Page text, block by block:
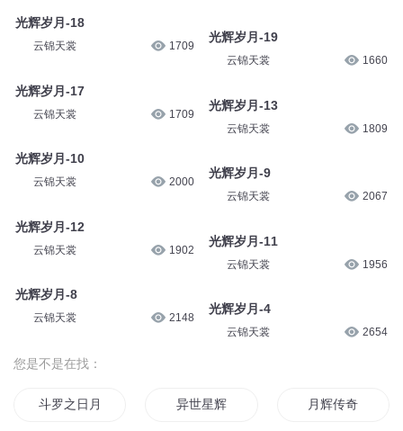
光辉岁月-18
云锦天裳 1709
光辉岁月-17
云锦天裳 1709
光辉岁月-10
云锦天裳 2000
光辉岁月-12
云锦天裳 1902
光辉岁月-8
云锦天裳 2148
光辉岁月-19
云锦天裳 1660
光辉岁月-13
云锦天裳 1809
光辉岁月-9
云锦天裳 2067
光辉岁月-11
云锦天裳 1956
光辉岁月-4
云锦天裳 2654
您是不是在找：
斗罗之日月光辉 异世星辉 月辉传奇